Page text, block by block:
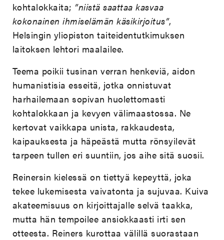
kohtalokkaita; ”niistä saattaa kasvaa
kokonainen ihmiselämän käsikirjoitus”,
Helsingin yliopiston taiteidentutkimuksen
laitoksen lehtori maalailee.
Teema poikii tusinan verran henkeviä, aidon
humanistisia esseitä, jotka onnistuvat
harhailemaan sopivan huolettomasti
kohtalokkaan ja kevyen välimaastossa. Ne
kertovat vaikkapa unista, rakkaudesta,
kaipauksesta ja häpeästä mutta rönsyilevät
tarpeen tullen eri suuntiin, jos aihe sitä suosii.
Reinersin kielessä on tiettyä kepeyttä, joka
tekee lukemisesta vaivatonta ja sujuvaa. Kuiva
akateemisuus on kirjoittajalle selvä taakka,
mutta hän tempoilee ansiokkaasti irti sen
otteesta. Reiners kurottaa välillä suorastaan